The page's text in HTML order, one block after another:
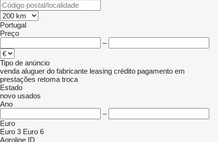
Portugal
Preço
–
Tipo de anúncio
venda aluguer do fabricante leasing crédito pagamento em
prestações retoma troca
Estado
novo usados
Ano
–
Euro
Euro 3 Euro 6
Agroline ID